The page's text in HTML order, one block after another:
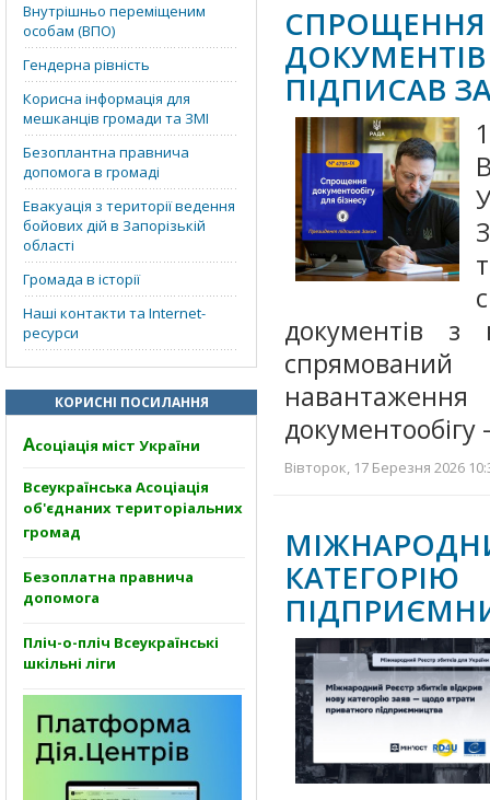
Внутрішньо переміщеним
особам (ВПО)
Гендерна рівність
Корисна інформація для
мешканців громади та ЗМІ
Безоплантна правнича
допомога в громаді
Евакуація з території ведення
бойових дій в Запорізькій
області
Громада в історії
Наші контакти та Internet-
ресурси
КОРИСНІ ПОСИЛАННЯ
Асоціація міст України
Всеукраїнська Асоціація
об'єднаних територіальних
громад
Безоплатна правнича
допомога
Пліч-о-пліч Всеукраїнські
шкільні ліги
ПІДПИСАВ
документів
Вівторок, 17 Березня 2026